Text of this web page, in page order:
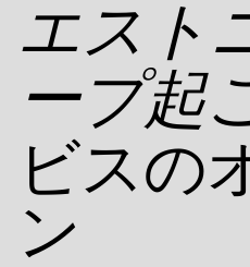
エスト
ープ起
ビスの
ン